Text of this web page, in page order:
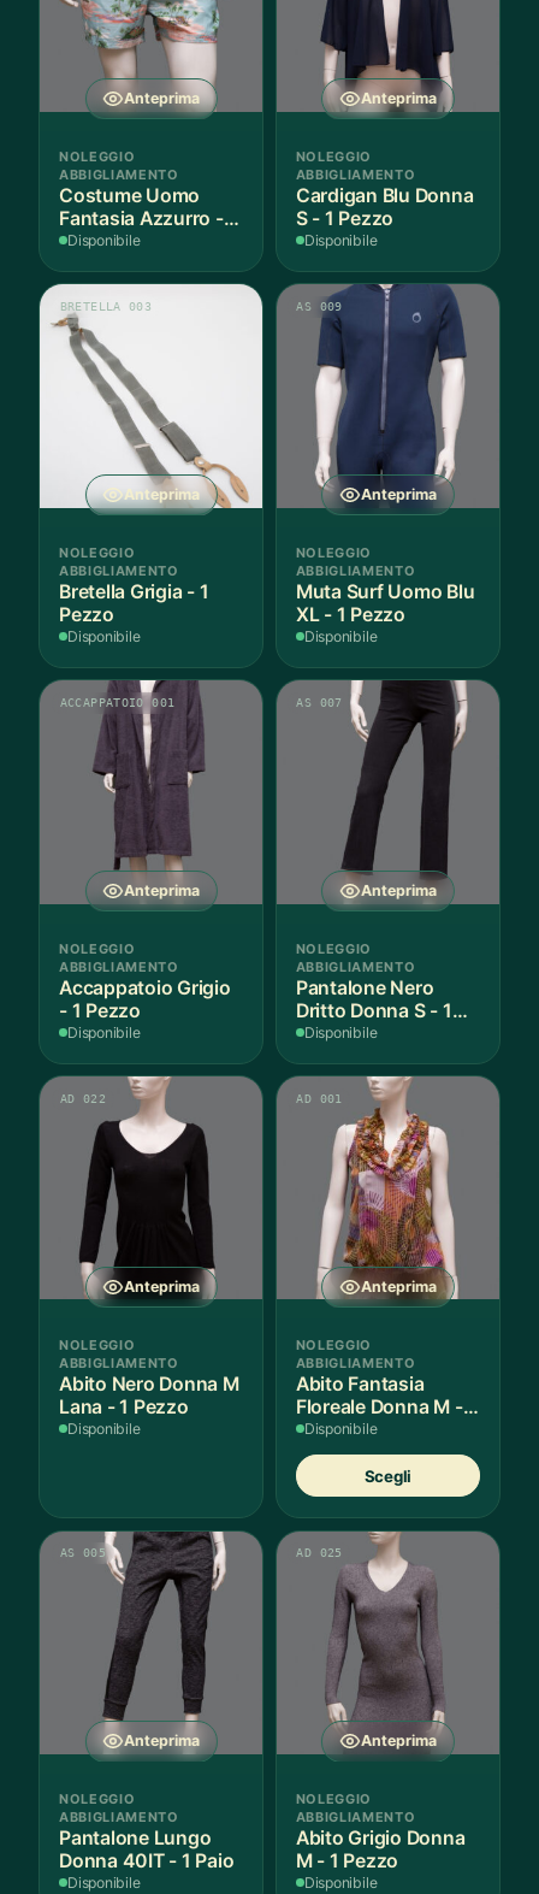
Anteprima
NOLEGGIO
ABBIGLIAMENTO
Costume Uomo
Fantasia Azzurro - 1
Pezzo
Disponibile
Anteprima
NOLEGGIO
ABBIGLIAMENTO
Cardigan Blu Donna
S - 1 Pezzo
Disponibile
Anteprima
BRETELLA 003
NOLEGGIO
ABBIGLIAMENTO
Bretella Grigia - 1
Pezzo
Disponibile
Anteprima
AS 009
NOLEGGIO
ABBIGLIAMENTO
Muta Surf Uomo Blu
XL - 1 Pezzo
Disponibile
Anteprima
ACCAPPATOIO 001
NOLEGGIO
ABBIGLIAMENTO
Accappatoio Grigio
- 1 Pezzo
Disponibile
Anteprima
AS 007
NOLEGGIO
ABBIGLIAMENTO
Pantalone Nero
Dritto Donna S - 1
Paio
Disponibile
Anteprima
AD 022
NOLEGGIO
ABBIGLIAMENTO
Abito Nero Donna M
Lana - 1 Pezzo
Disponibile
Anteprima
AD 001
NOLEGGIO
ABBIGLIAMENTO
Abito Fantasia
Floreale Donna M - 1
Pezzo
Disponibile
Scegli
ha
più
pagina
Anteprima
AS 005
NOLEGGIO
ABBIGLIAMENTO
Pantalone Lungo
Donna 40IT - 1 Paio
Disponibile
Anteprima
AD 025
NOLEGGIO
ABBIGLIAMENTO
Abito Grigio Donna
M - 1 Pezzo
Disponibile